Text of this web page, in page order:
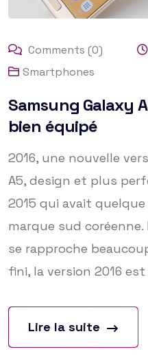
Comments (0)
Smartphones
Samsung Galaxy
bien équipé
2016, une nouvelle
A5, design et plus
2015 qui avait
marque sud coréenne.
se rapproche
fini, la version 2016
Lire la suite